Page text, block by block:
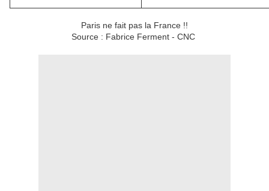
Paris ne fait pas la France !!
Source : Fabrice Ferment - CNC